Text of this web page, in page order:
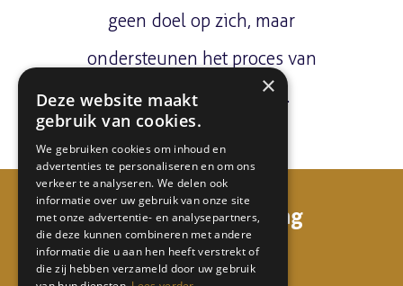
geen doel op zich, maar
ondersteunen het proces van
ontwikkeling en groei.
mi68 consulting & coaching
Watermunt 158
×
Deze website maakt
gebruik van cookies.
We gebruiken cookies om inhoud en
advertenties te personaliseren en om ons
verkeer te analyseren. We delen ook
informatie over uw gebruik van onze site
met onze advertentie- en analysepartners,
die deze kunnen combineren met andere
informatie die u aan hen heeft verstrekt of
die zij hebben verzameld door uw gebruik